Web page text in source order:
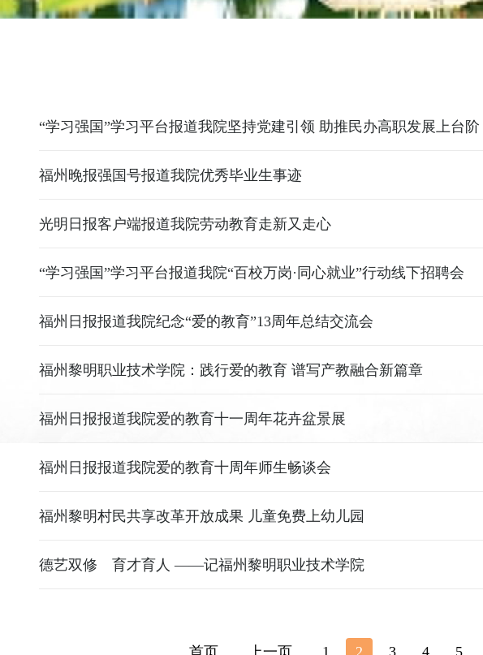
“学习强国”学习平台报道我院坚持党建引领 助推民办高职发展上台阶
福州晚报强国号报道我院优秀毕业生事迹
光明日报客户端报道我院劳动教育走新又走心
“学习强国”学习平台报道我院“百校万岗·同心就业”行动线下招聘会
福州日报报道我院纪念“爱的教育”13周年总结交流会
福州黎明职业技术学院：践行爱的教育 谱写产教融合新篇章
福州日报报道我院爱的教育十一周年花卉盆景展
福州日报报道我院爱的教育十周年师生畅谈会
福州黎明村民共享改革开放成果 儿童免费上幼儿园
德艺双修 育才育人 ——记福州黎明职业技术学院
首页 上一页 1 2 3 4 5